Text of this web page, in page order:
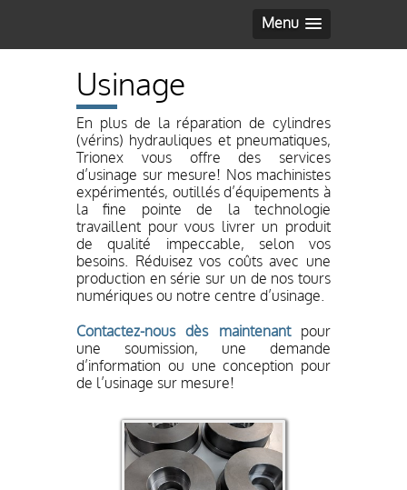
Menu
Usinage
En plus de la réparation de cylindres
(vérins) hydrauliques et pneumatiques,
Trionex vous offre des services
d’usinage sur mesure! Nos machinistes
expérimentés, outillés d’équipements à
la fine pointe de la technologie
travaillent pour vous livrer un produit
de qualité impeccable, selon vos
besoins. Réduisez vos coûts avec une
production en série sur un de nos tours
numériques ou notre centre d’usinage.
Contactez-nous dès maintenantpour
une soumission, une demande
d’information ou une conception pour
de l’usinage sur mesure!